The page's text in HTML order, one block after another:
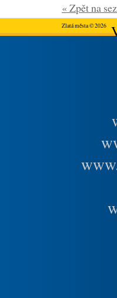
« Zpět na
Zlatá města © 2026